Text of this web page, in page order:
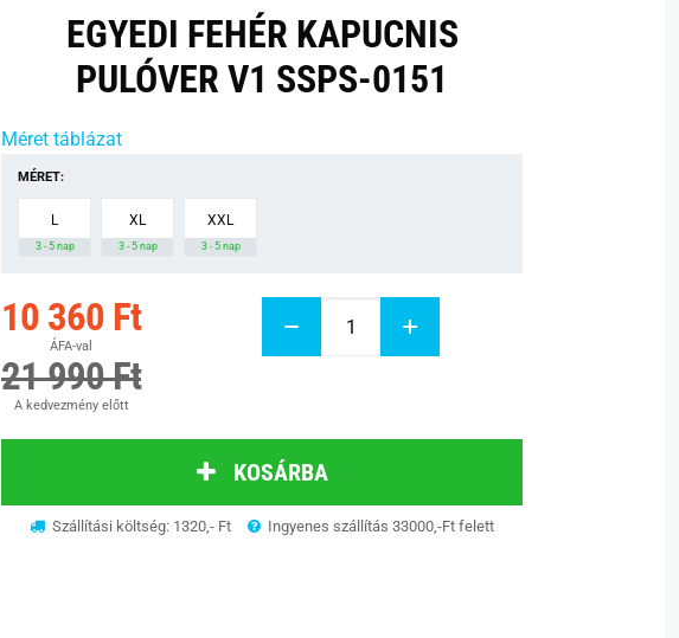
EGYEDI FEHÉR KAPUCNIS
PULÓVER V1 SSPS-0151
Méret táblázat
MÉRET:
L
3 - 5 nap
XL
3 - 5 nap
XXL
3 - 5 nap
10 360 Ft
ÁFA-val
21 990 Ft
A kedvezmény előtt
KOSÁRBA
Szállítási költség: 1320,- Ft Ingyenes szállítás 33000,-Ft felett